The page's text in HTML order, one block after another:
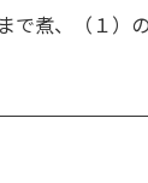
で煮、（１）